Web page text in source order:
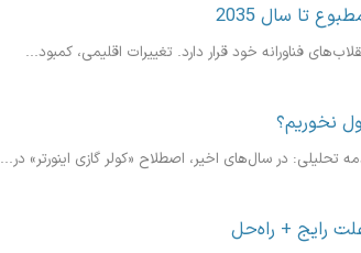
تا سال 2035
فناورانه خود قرار دارد. تغییرات اقلیمی، کمبود...
نخوریم؟
تحلیلی: در سال‌های اخیر، اصطلاح «کولر گازی اینورتر» در...